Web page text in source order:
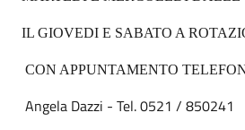
IL GIOVEDI E SABATO A
CON APPUNTAMENTO
Angela Dazzi - Tel. 0521 / 850241